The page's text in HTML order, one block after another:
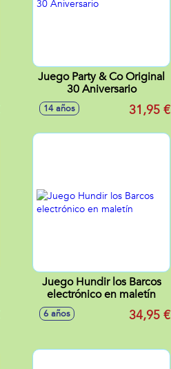
Juego Party & Co Original
30 Aniversario
14 años 31,95 €
Juego Hundir los Barcos
electrónico en maletín
6 años 34,95 €